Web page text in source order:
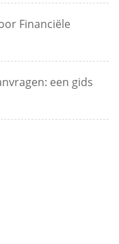
Financiële
een gids